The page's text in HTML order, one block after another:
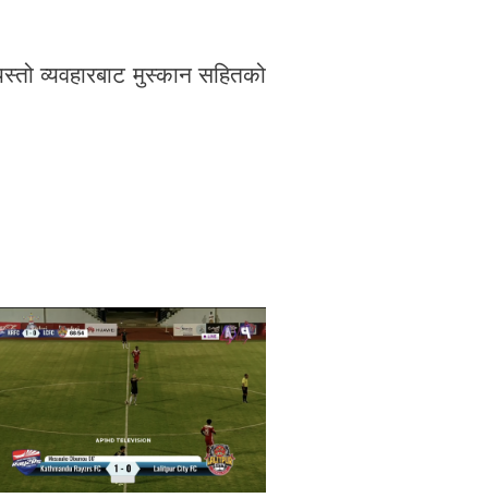
व्यवहारबाट मुस्कान सहितको